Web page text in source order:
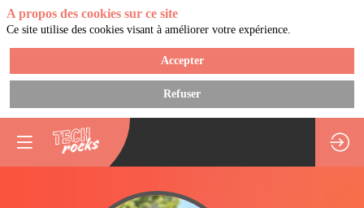
A propos des cookies sur ce site
Ce site utilise des cookies visant à améliorer votre expérience.
Accepter
Refuser